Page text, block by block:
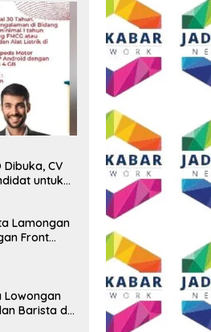
Semangat HUT ke-81 RI, AKP
Adik Agus Putrawan:
Kemerdekaan Harus Dijaga
dengan Integritas dan Perang
CV
untuk
Lamongan
Front
Lowongan
Barista di